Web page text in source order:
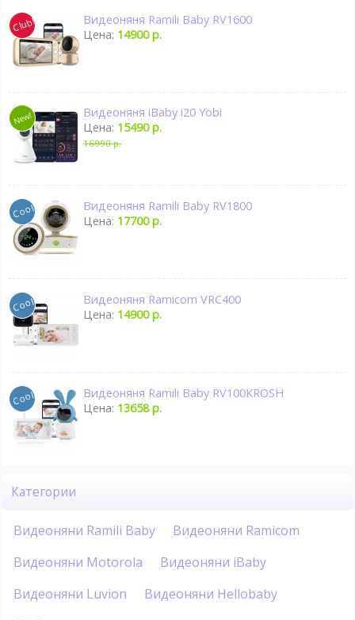
Видеоняня Ramili Baby RV1600
Цена: 14900 р.
Видеоняня iBaby i20 Yobi
Цена: 15490 р.
16990 р.
Видеоняня Ramili Baby RV1800
Цена: 17700 р.
Видеоняня Ramicom VRC400
Цена: 14900 р.
Видеоняня Ramili Baby RV100KROSH
Цена: 13658 р.
Категории
Видеоняни Ramili Baby
Видеоняни Ramicom
Видеоняни Motorola
Видеоняни iBaby
Видеоняни Luvion
Видеоняни Hellobaby